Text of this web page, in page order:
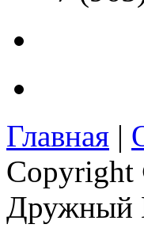
Главная |
Дружный